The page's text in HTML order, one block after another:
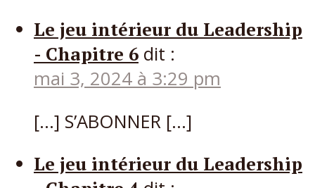
Le jeu intérieur du Leadership
- Chapitre 6 dit :
mai 3, 2024 à 3:29 pm
[…] S’ABONNER […]
Le jeu intérieur du Leadership